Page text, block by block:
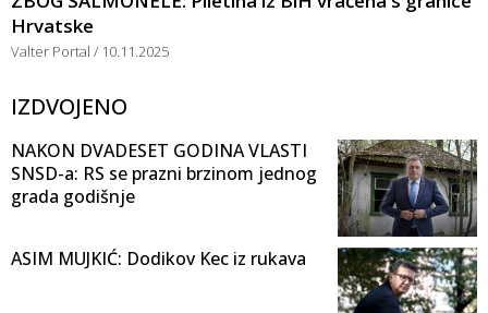
Hrvatske
Valter Portal 10.11.2025
IZDVOJENO
NAKON DVADESET GODINA VLASTI
SNSD-a: RS se prazni brzinom jednog
grada godišnje
ASIM MUJKIĆ: Dodikov Kec iz rukava